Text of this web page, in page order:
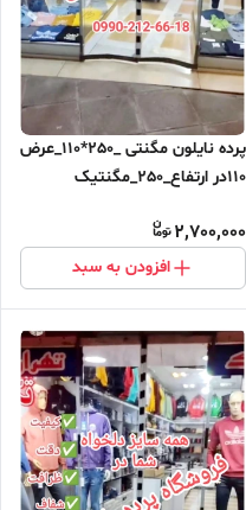
پرده نایلون مگنتی _250*110_عرض
110در ارتفاع_250_مگنتیک
2,700,000
افزودن به سبد